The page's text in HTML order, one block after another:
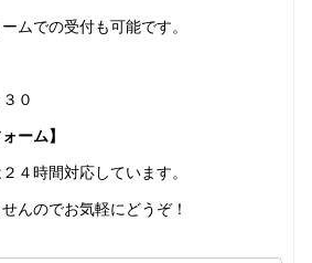
ムでの受付も可能です。
０
ーム】
４時間対応しています。
んのでお気軽にどうぞ！